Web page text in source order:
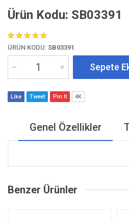
Ürün Kodu: SB03391
ÜRÜN KODU: SB03391
Sepete
Like Tweet Pin It 4K
Genel Özellikler
Benzer Ürünler